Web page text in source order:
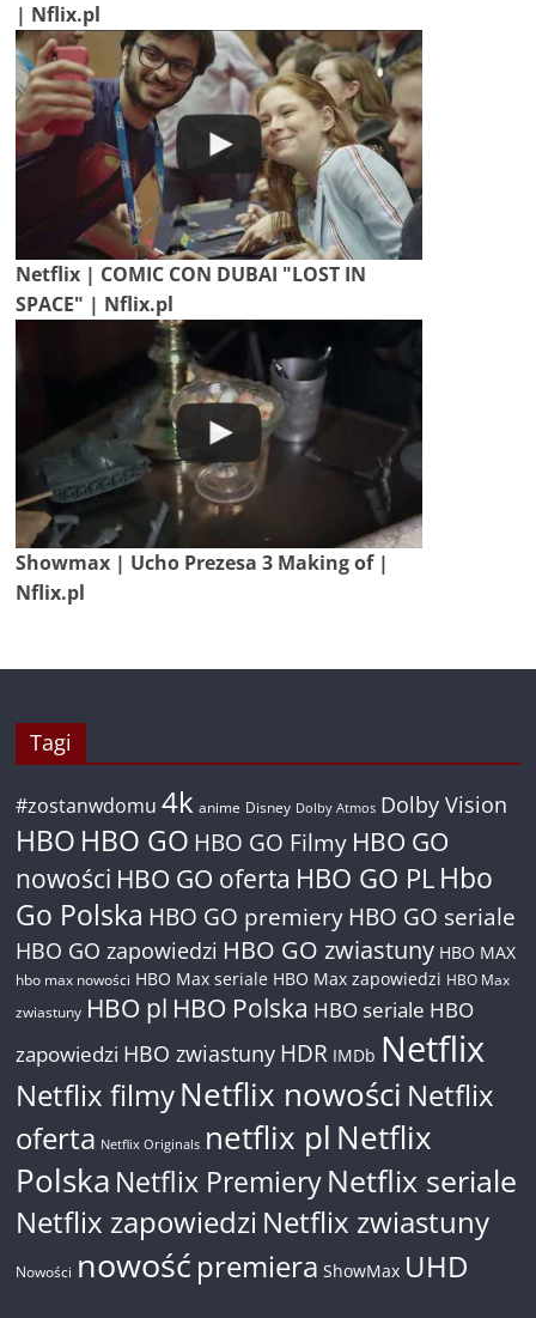
| Nflix.pl
Netflix | COMIC CON DUBAI "LOST IN
SPACE" | Nflix.pl
Showmax | Ucho Prezesa 3 Making of |
Nflix.pl
Tagi
#zostanwdomu 4k anime Disney Dolby Atmos Dolby Vision
HBO HBO GO HBO GO Filmy HBO GO
nowości HBO GO oferta HBO GO PL Hbo
Go Polska HBO GO premiery HBO GO seriale
HBO GO zapowiedzi HBO GO zwiastuny HBO MAX
hbo max nowości HBO Max seriale HBO Max zapowiedzi HBO Max
zwiastuny HBO pl HBO Polska HBO seriale HBO
zapowiedzi HBO zwiastuny HDR IMDb Netflix
Netflix filmyNetflix nowości Netflix
oferta Netflix Originals netflix pl Netflix
Polska Netflix PremieryNetflix seriale
Netflix zapowiedzi Netflix zwiastuny
Nowości nowość premiera ShowMax UHD